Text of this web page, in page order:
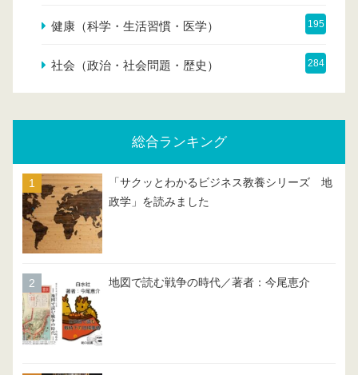
健康（科学・生活習慣・医学） 195
社会（政治・社会問題・歴史） 284
総合ランキング
「サクッとわかるビジネス教養シリーズ 地
政学」を読みました
地図で読む戦争の時代／著者：今尾恵介